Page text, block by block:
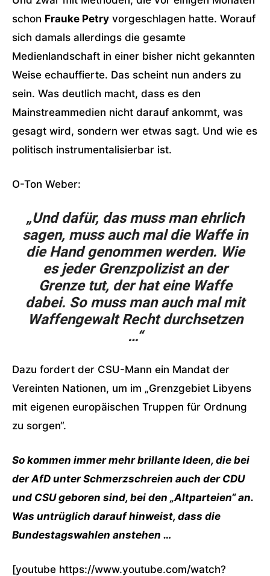
schon Frauke Petry vorgeschlagen hatte. Worauf
sich damals allerdings die gesamte
Medienlandschaft in einer bisher nicht gekannten
Weise echauffierte. Das scheint nun anders zu
sein. Was deutlich macht, dass es den
Mainstreammedien nicht darauf ankommt, was
gesagt wird, sondern wer etwas sagt. Und wie es
politisch instrumentalisierbar ist.
O-Ton Weber:
„Und dafür, das muss man ehrlich
sagen, muss auch mal die Waffe in
die Hand genommen werden. Wie
es jeder Grenzpolizist an der
Grenze tut, der hat eine Waffe
dabei. So muss man auch mal mit
Waffengewalt Recht durchsetzen
…“
Dazu fordert der CSU-Mann ein Mandat der
Vereinten Nationen, um im „Grenzgebiet Libyens
mit eigenen europäischen Truppen für Ordnung
zu sorgen“.
So kommen immer mehr brillante Ideen, die bei
der AfD unter Schmerzschreien auch der CDU
und CSU geboren sind, bei den „Altparteien“ an.
Was untrüglich darauf hinweist, dass die
Bundestagswahlen anstehen …
[youtube https://www.youtube.com/watch?